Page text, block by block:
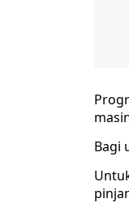
Bagi